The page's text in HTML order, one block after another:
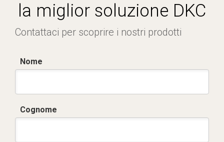
la miglior soluzione DKC
Contattaci per scoprire i nostri prodotti
Nome
Cognome